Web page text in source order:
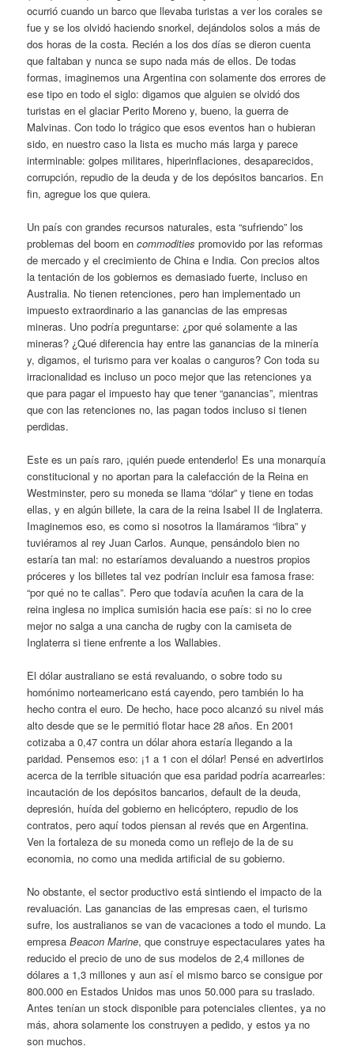
ocurrió cuando un barco que llevaba turistas a ver los corales se
fue y se los olvidó haciendo snorkel, dejándolos solos a más de
dos horas de la costa. Recién a los dos días se dieron cuenta
que faltaban y nunca se supo nada más de ellos. De todas
formas, imaginemos una Argentina con solamente dos errores de
ese tipo en todo el siglo: digamos que alguien se olvidó dos
turistas en el glaciar Perito Moreno y, bueno, la guerra de
Malvinas. Con todo lo trágico que esos eventos han o hubieran
sido, en nuestro caso la lista es mucho más larga y parece
interminable: golpes militares, hiperinflaciones, desaparecidos,
corrupción, repudio de la deuda y de los depósitos bancarios. En
fin, agregue los que quiera.
Un país con grandes recursos naturales, esta “sufriendo” los
problemas del boom encommodities promovido por las reformas
de mercado y el crecimiento de China e India. Con precios altos
la tentación de los gobiernos es demasiado fuerte, incluso en
Australia. No tienen retenciones, pero han implementado un
impuesto extraordinario a las ganancias de las empresas
mineras. Uno podría preguntarse: ¿por qué solamente a las
mineras? ¿Qué diferencia hay entre las ganancias de la minería
y, digamos, el turismo para ver koalas o canguros? Con toda su
irracionalidad es incluso un poco mejor que las retenciones ya
que para pagar el impuesto hay que tener “ganancias”, mientras
que con las retenciones no, las pagan todos incluso si tienen
perdidas.
Este es un país raro, ¡quién puede entenderlo! Es una monarquía
constitucional y no aportan para la calefacción de la Reina en
Westminster, pero su moneda se llama “dólar” y tiene en todas
ellas, y en algún billete, la cara de la reina Isabel II de Inglaterra.
Imaginemos eso, es como si nosotros la llamáramos “libra” y
tuviéramos al rey Juan Carlos. Aunque, pensándolo bien no
estaría tan mal: no estaríamos devaluando a nuestros propios
próceres y los billetes tal vez podrían incluir esa famosa frase:
“por qué no te callas”. Pero que todavía acuñen la cara de la
reina inglesa no implica sumisión hacia ese país: si no lo cree
mejor no salga a una cancha de rugby con la camiseta de
Inglaterra si tiene enfrente a los Wallabies.
El dólar australiano se está revaluando, o sobre todo su
homónimo norteamericano está cayendo, pero también lo ha
hecho contra el euro. De hecho, hace poco alcanzó su nivel más
alto desde que se le permitió flotar hace 28 años. En 2001
cotizaba a 0,47 contra un dólar ahora estaría llegando a la
paridad. Pensemos eso: ¡1 a 1 con el dólar! Pensé en advertirlos
acerca de la terrible situación que esa paridad podría acarrearles:
incautación de los depósitos bancarios, default de la deuda,
depresión, huída del gobierno en helicóptero, repudio de los
contratos, pero aquí todos piensan al revés que en Argentina.
Ven la fortaleza de su moneda como un reflejo de la de su
economia, no como una medida artificial de su gobierno.
No obstante, el sector productivo está sintiendo el impacto de la
revaluación. Las ganancias de las empresas caen, el turismo
sufre, los australianos se van de vacaciones a todo el mundo. La
empresaBeacon Marine, que construye espectaculares yates ha
reducido el precio de uno de sus modelos de 2,4 millones de
dólares a 1,3 millones y aun así el mismo barco se consigue por
800.000 en Estados Unidos mas unos 50.000 para su traslado.
Antes tenían un stock disponible para potenciales clientes, ya no
más, ahora solamente los construyen a pedido, y estos ya no
son muchos.